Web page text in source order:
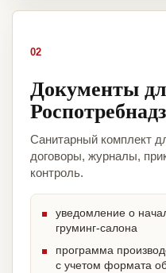
02
Документы
Санитарный комплект
договоры, журналы,
контроль.
уведомление о
груминг-салона
программа
с учетом формата